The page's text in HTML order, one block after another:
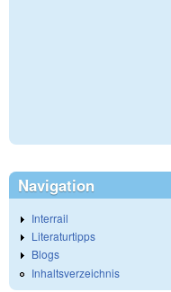
Navigation
Interrail
Literaturtipps
Blogs
Inhaltsverzeichnis